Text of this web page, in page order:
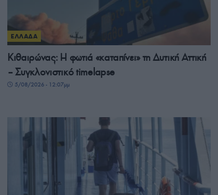
ΕΛΛΑΔΑ
Κιθαιρώνας: Η φωτιά «καταπίνει» τη Δυτική Αττική
– Συγκλονιστικό timelapse
5/08/2026 - 12:07μμ